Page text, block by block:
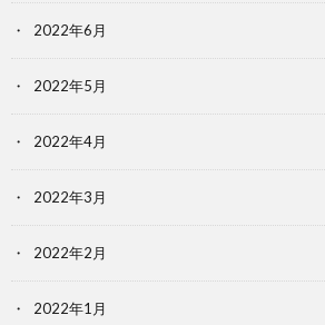
2022年6月
2022年5月
2022年4月
2022年3月
2022年2月
2022年1月